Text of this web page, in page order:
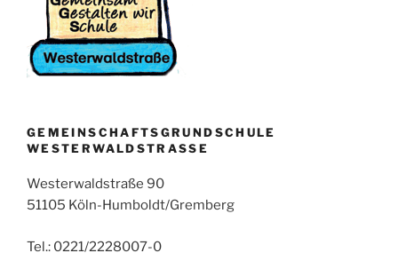
GEMEINSCHAFTSGRUNDSCHULE
WESTERWALDSTRASSE
Westerwaldstraße 90
51105 Köln-Humboldt/Gremberg
Tel.: 0221/2228007-0